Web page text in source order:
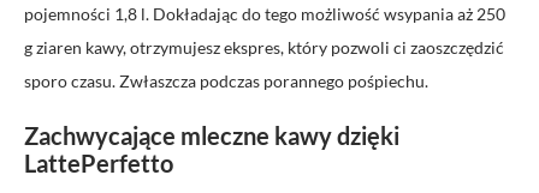
pojemności 1,8 l. Dokładając do tego możliwość wsypania aż 250
g ziaren kawy, otrzymujesz ekspres, który pozwoli ci zaoszczędzić
sporo czasu. Zwłaszcza podczas porannego pośpiechu.
Zachwycające mleczne kawy dzięki
LattePerfetto